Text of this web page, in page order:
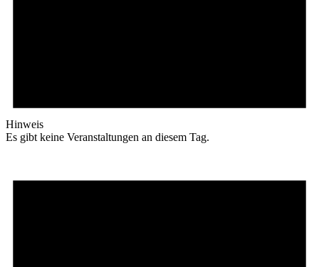
Hinweis
Es gibt keine Veranstaltungen an diesem Tag.